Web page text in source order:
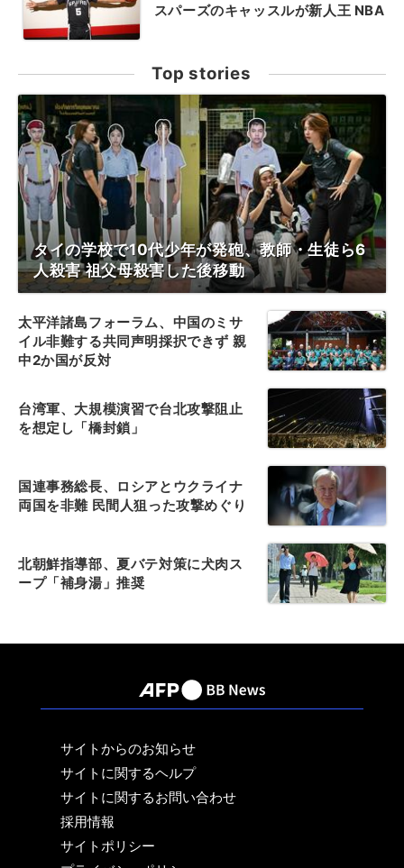
スパーズのキャッスルが新人王 NBA
Top stories
タイの学校で10代少年が発砲、教師・生徒ら6
人殺害 祖父母殺害した後移動
太平洋諸島フォーラム、中国のミサ
イル非難する共同声明採択できず 親
中2か国が反対
台湾軍、大規模演習で台北攻撃阻止
を想定し「橋封鎖」
国連事務総長、ロシアとウクライナ
両国を非難 民間人狙った攻撃めぐり
北朝鮮指導部、夏バテ対策に犬肉ス
ープ「補身湯」推奨
サイトからのお知らせ
サイトに関するヘルプ
サイトに関するお問い合わせ
採用情報
サイトポリシー